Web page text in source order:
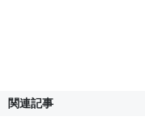
関連記事